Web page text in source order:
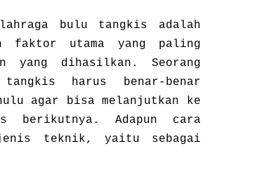
bulu tangkis adalah
faktor utama yang paling
yang dihasilkan. Seorang
harus benar-benar
agar bisa melanjutkan ke
berikutnya. Adapun cara
teknik, yaitu sebagai